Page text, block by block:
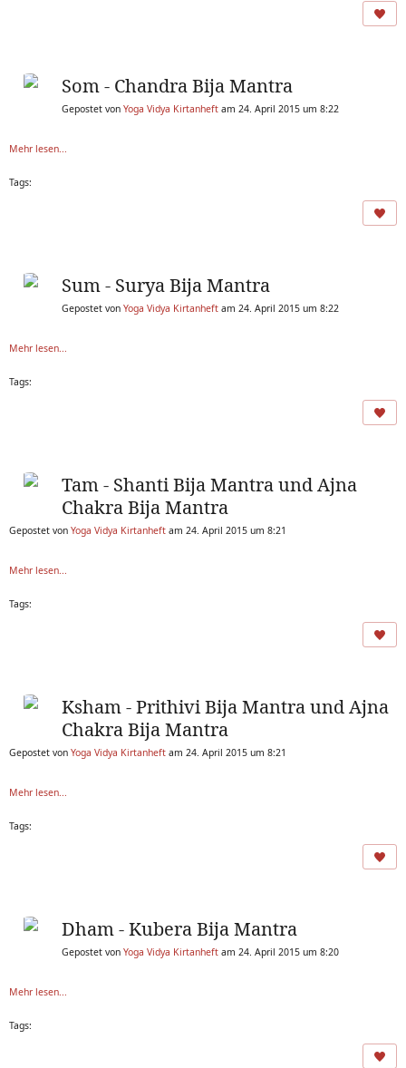
Som - Chandra Bija Mantra
Gepostet von Yoga Vidya Kirtanheft am 24. April 2015 um 8:22
Mehr lesen...
Tags:
Sum - Surya Bija Mantra
Gepostet von Yoga Vidya Kirtanheft am 24. April 2015 um 8:22
Mehr lesen...
Tags:
Tam - Shanti Bija Mantra und Ajna
Chakra Bija Mantra
Gepostet von Yoga Vidya Kirtanheft am 24. April 2015 um 8:21
Mehr lesen...
Tags:
Ksham - Prithivi Bija Mantra und Ajna
Chakra Bija Mantra
Gepostet von Yoga Vidya Kirtanheft am 24. April 2015 um 8:21
Mehr lesen...
Tags:
Dham - Kubera Bija Mantra
Gepostet von Yoga Vidya Kirtanheft am 24. April 2015 um 8:20
Mehr lesen...
Tags: